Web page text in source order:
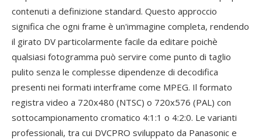
contenuti a definizione standard. Questo approccio
significa che ogni frame è un'immagine completa, rendendo
il girato DV particolarmente facile da editare poichè
qualsiasi fotogramma può servire come punto di taglio
pulito senza le complesse dipendenze di decodifica
presenti nei formati interframe come MPEG. Il formato
registra video a 720x480 (NTSC) o 720x576 (PAL) con
sottocampionamento cromatico 4:1:1 o 4:2:0. Le varianti
professionali, tra cui DVCPRO sviluppato da Panasonic e